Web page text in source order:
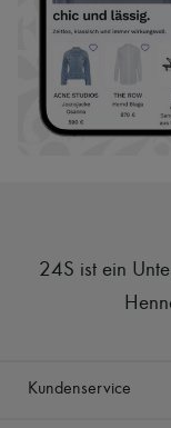
24S ist ein
Kundenservice